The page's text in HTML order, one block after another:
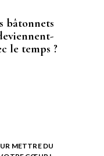
bâtonnets
le temps ?
METTRE DU